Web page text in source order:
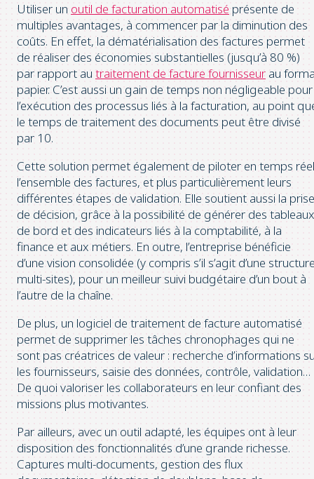
Utiliser un outil de facturation automatisé présente de
multiples avantages, à commencer par la diminution des
coûts. En effet, la dématérialisation des factures permet
de réaliser des économies substantielles (jusqu’à 80 %)
par rapport au traitement de facture fournisseur au
papier. C’est aussi un gain de temps non négligeable pour
l’exécution des processus liés à la facturation, au point
le temps de traitement des documents peut être divisé
par 10.
Cette solution permet également de piloter en temps réel
l’ensemble des factures, et plus particulièrement leurs
différentes étapes de validation. Elle soutient aussi la prise
de décision, grâce à la possibilité de générer des tableaux
de bord et des indicateurs liés à la comptabilité, à la
finance et aux métiers. En outre, l’entreprise bénéficie
d’une vision consolidée (y compris s’il s’agit d’une
multi-sites), pour un meilleur suivi budgétaire d’un bout à
l’autre de la chaîne.
De plus, un logiciel de traitement de facture automatisé
permet de supprimer les tâches chronophages qui ne
sont pas créatrices de valeur : recherche d’informations
les fournisseurs, saisie des données, contrôle, validation…
De quoi valoriser les collaborateurs en leur confiant des
missions plus motivantes.
Par ailleurs, avec un outil adapté, les équipes ont à leur
disposition des fonctionnalités d’une grande richesse.
Captures multi-documents, gestion des flux